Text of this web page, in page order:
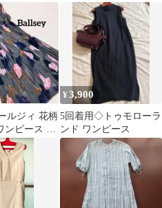
未使用に近い
ルジィ 花柄
ピース 36
付
¥3,900
5回着用◇トゥモローラ
ンド ワンピース